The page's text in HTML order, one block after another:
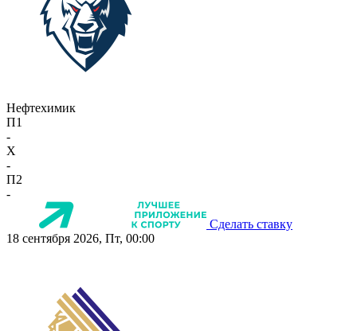
Нефтехимик
П1
-
X
-
П2
-
Сделать ставку
18 сентября 2026, Пт, 00:00